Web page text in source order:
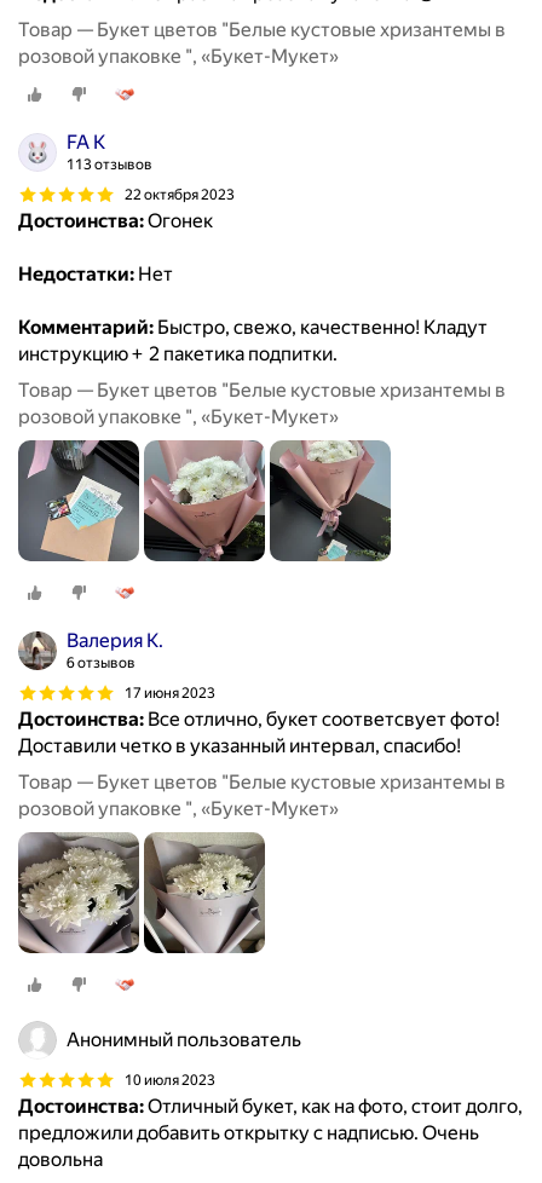
Товар — Букет цветов "Белые кустовые хризантемы в
розовой упаковке ", «Букет-Мукет»
FA K
113 отзывов
22 октября 2023
Достоинства:Огонек
Недостатки: Нет
Комментарий: Быстро, свежо, качественно! Кладут
инструкцию + 2 пакетика подпитки.
Товар — Букет цветов "Белые кустовые хризантемы в
розовой упаковке ", «Букет-Мукет»
Валерия К.
6 отзывов
17 июня 2023
Достоинства: Все отлично, букет соответсвует фото!
Доставили четко в указанный интервал, спасибо!
Товар — Букет цветов "Белые кустовые хризантемы в
розовой упаковке ", «Букет-Мукет»
Анонимный пользователь
10 июля 2023
Достоинства:Отличный букет, как на фото, стоит долго,
предложили добавить открытку с надписью. Очень
довольна